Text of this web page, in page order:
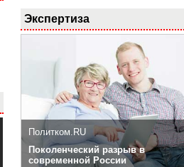
Экспертиза
Политком.RU
Поколенческий разрыв в
современной России